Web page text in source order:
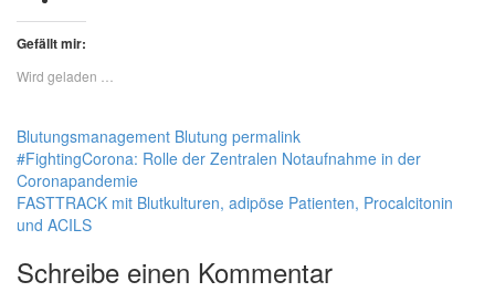
Gefällt mir:
Wird geladen …
Blutungsmanagement Blutung permalink
#FightingCorona: Rolle der Zentralen Notaufnahme in der
Coronapandemie
FASTTRACK mit Blutkulturen, adipöse Patienten, Procalcitonin
und ACILS
Schreibe einen Kommentar